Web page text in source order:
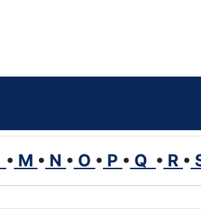
• M • N • O • P • Q • R •